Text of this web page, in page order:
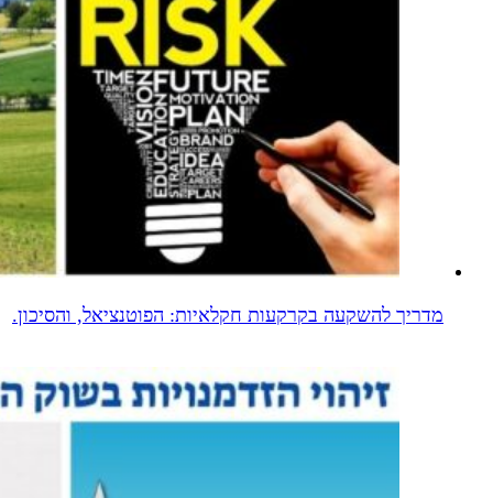
מדריך להשקעה בקרקעות חקלאיות: הפוטנציאל, והסיכון.